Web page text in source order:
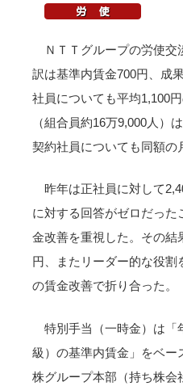
ＮＴＴグループの労使
訳は基準内賃金700円、成
社員についても平均1,100
（組合員約16万9,000人）
契約社員についても同額の
昨年は正社員に対して
に対する回答がゼロだっ
金改善を重視した。その結
円、またリーダー的な役
の賃金改善で折り合った。
特別手当（一時金）は「
級）の基準内賃金」をベー
株グループ本部（持ち株会